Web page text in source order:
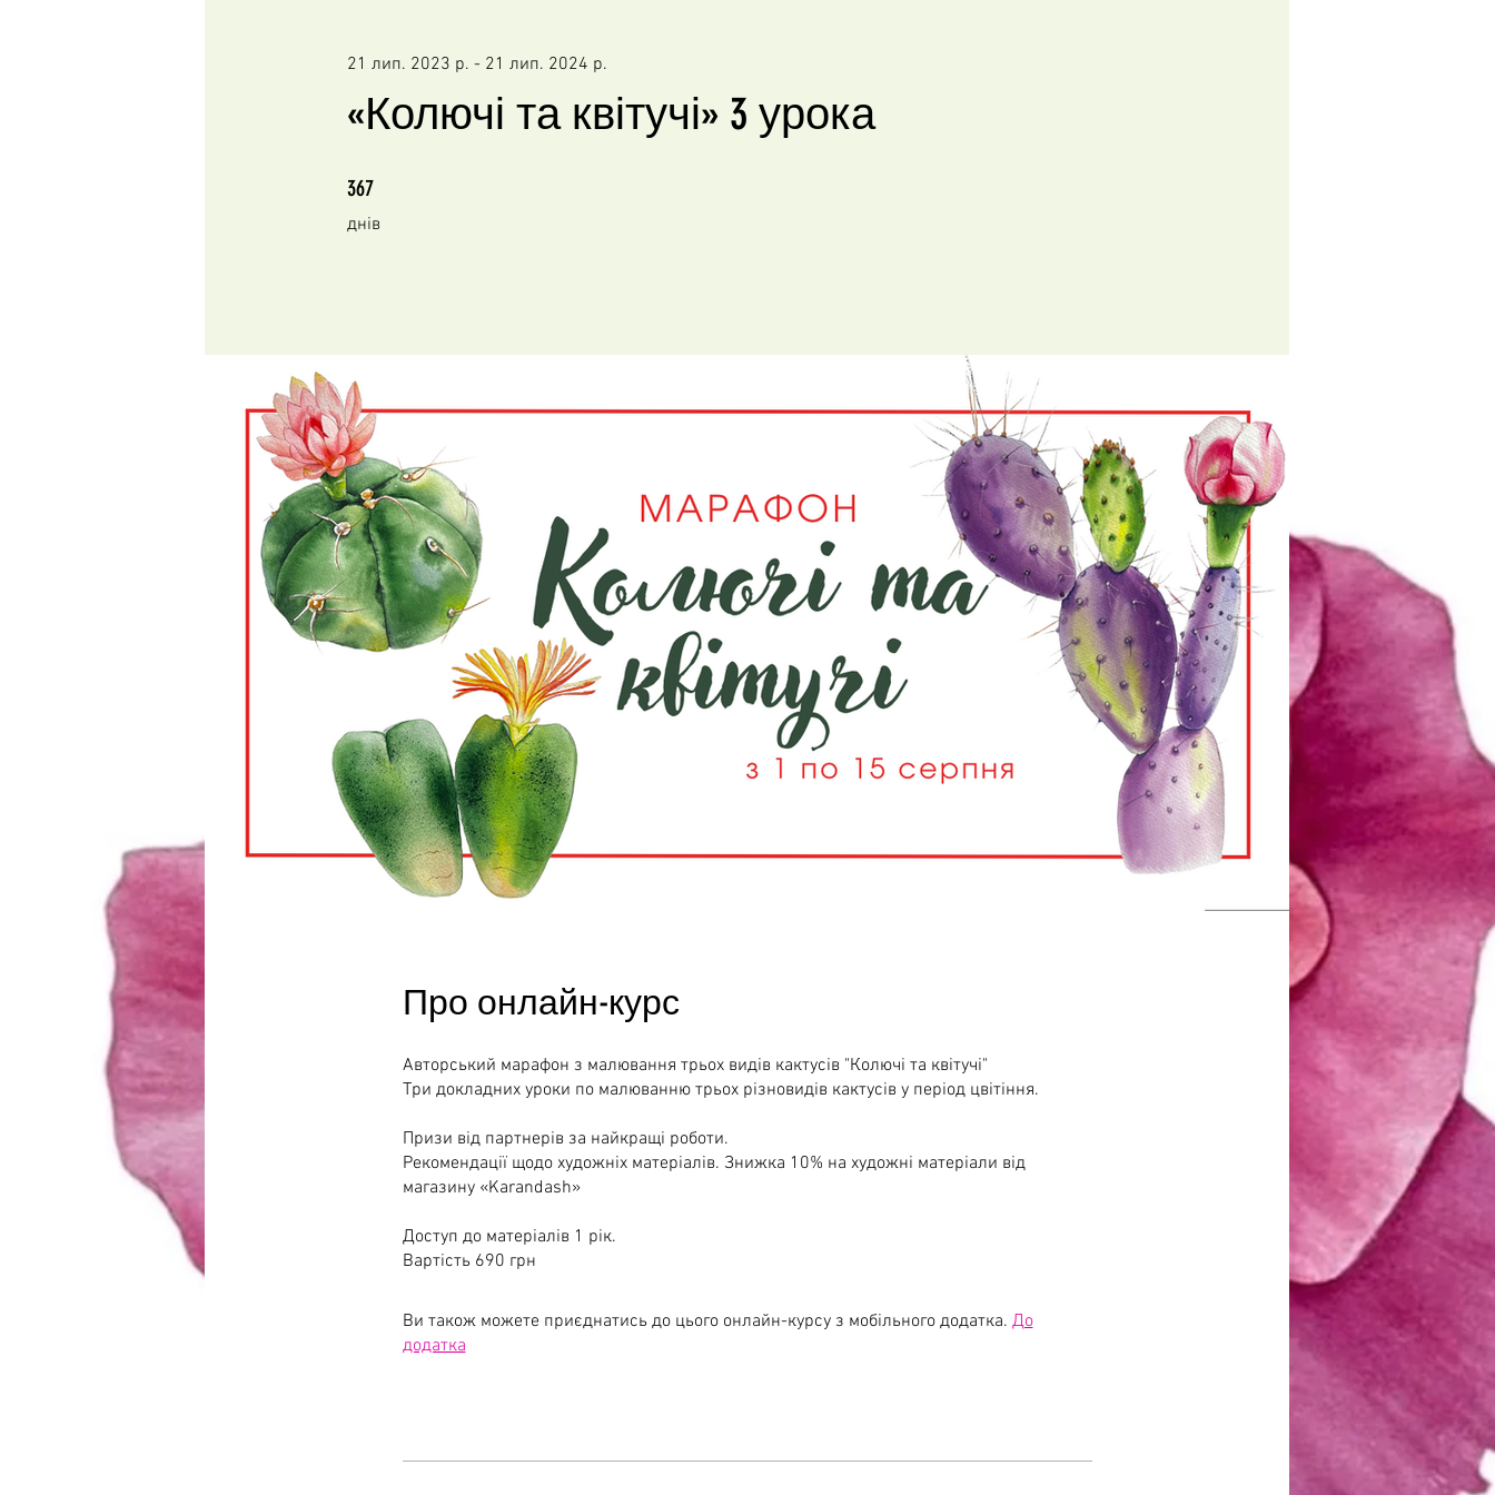
«Колючі та квітучі» 3 урока
21 лип. 2023 р. - 21 лип. 2024 р.
367
днів
367 днів
Про онлайн-курс
Авторський марафон з малювання трьох видів кактусів "Колючі та квітучі"
Три докладних уроки по малюванню трьох різновидів кактусів у період цвітіння.
Призи від партнерів за найкращі роботи.
Рекомендації щодо художніх матеріалів. Знижка 10% на художні матеріали від
магазину «Karandash»
Доступ до матеріалів 1 рік.
Вартість 690 грн
Ви також можете приєднатись до цього онлайн-курсу з мобільного додатка. До
додатка